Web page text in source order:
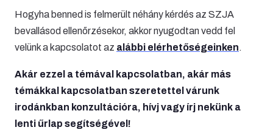
Hogyha benned is felmerült néhány kérdés az SZJA
bevallásod ellenőrzésekor, akkor nyugodtan vedd fel
velünk a kapcsolatot az alábbi elérhetőségeinken.
Akár ezzel a témával kapcsolatban, akár más
témákkal kapcsolatban szeretettel várunk
irodánkban konzultációra, hívj vagy írj nekünk a
lenti űrlap segítségével!